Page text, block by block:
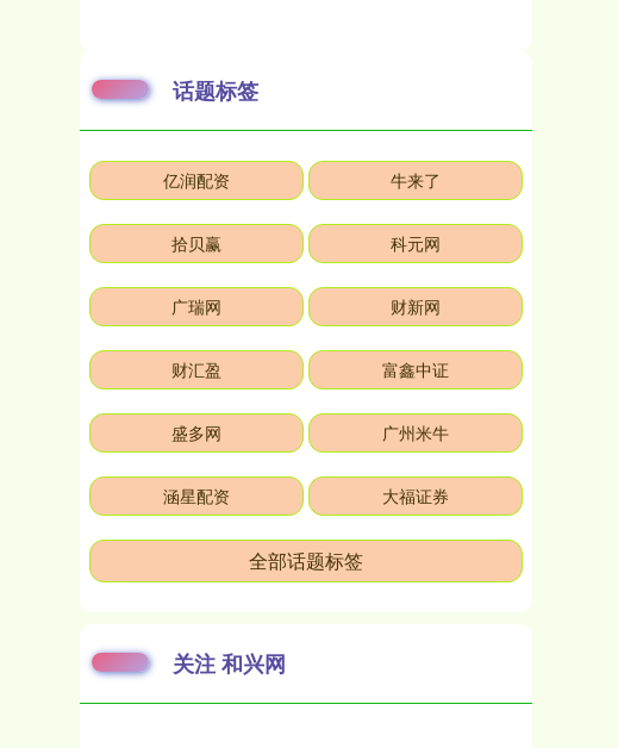
话题标签
亿润配资 牛来了
拾贝赢 科元网
广瑞网 财新网
财汇盈 富鑫中证
盛多网 广州米牛
涵星配资 大福证券
全部话题标签
关注 和兴网